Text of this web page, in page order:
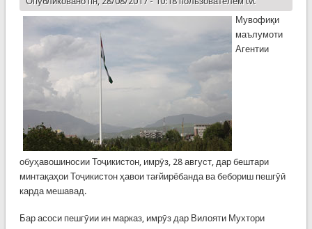
Мувофиқи
маълумоти
Агентии
обуҳавошиносии Тоҷикистон, имрӯз, 28 август, дар бештари
минтақаҳои Тоҷикистон ҳавои тағйирёбанда ва бебориш пешгӯӣ
карда мешавад.
Бар асоси пешгӯии ин марказ, имрӯз дар Вилояти Мухтори